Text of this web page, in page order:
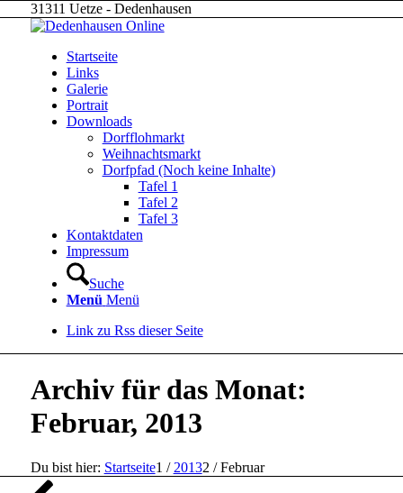
31311 Uetze - Dedenhausen
Startseite
Links
Galerie
Portrait
Downloads
Dorfflohmarkt
Weihnachtsmarkt
Dorfpfad (Noch keine Inhalte)
Tafel 1
Tafel 2
Tafel 3
Kontaktdaten
Impressum
Suche
Menü Menü
Link zu Rss dieser Seite
Archiv für das Monat:
Februar, 2013
Du bist hier: Startseite1 / 20132 / Februar